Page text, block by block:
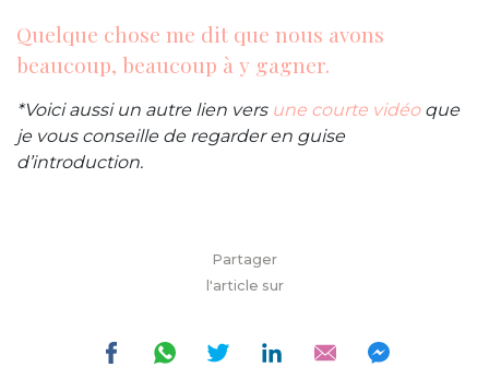
Quelque chose me dit que nous avons
beaucoup, beaucoup à y gagner.
*Voici aussi un autre lien vers une courte vidéoque
je vous conseille de regarder en guise
d’introduction.
Partager
l'article sur